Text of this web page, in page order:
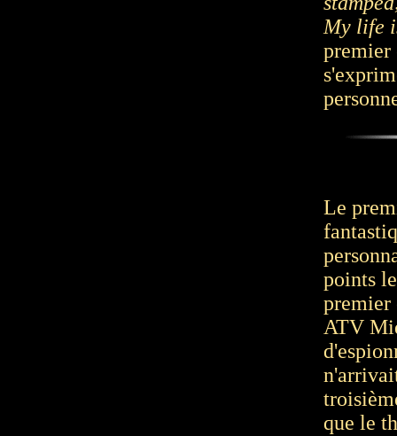
My life
premier
Le
points le
premier
ATV
que le